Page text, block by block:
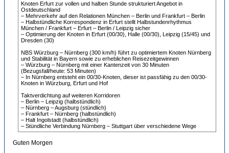
Knoten Erfurt zur vollen und halben Stunde strukturiert Angebot in
Ostdeutschland
– Mehrverkehr auf den Relationen München – Berlin und Frankfurt – Berlin
– Halbstündliche Korrespondenz in Erfurt stellt Halbstundenrhythmus
München / Frankfurt – Erfurt – Berlin / Leipzig sicher
– Optimierung der Knoten in Erfurt (00/30), Halle (00/30), Leipzig (15/45) und
Dresden (30)
NBS Würzburg – Nürnberg (300 km/h) führt zu optimiertem Knoten Nürnberg
und Stabilität in Bayern sowie zu erheblichen Reisezeitgewinnen
– Würzburg – Nürnberg mit einer Kantenzeit von 30 Minuten
(Bezugsfall/heute: 53 Minuten)
– In Nürnberg entsteht ein 00/30-Knoten, dieser ist passfähig zu den 00/30-
Knoten in Würzburg, Erfurt und Hof
Taktverdichtung auf weiteren Korridoren
– Berlin – Leipzig (halbstündlich)
– Nürnberg – Augsburg (stündlich)
– Frankfurt – Nürnberg (halbstündlich)
– Halt Ingolstadt (halbstündlich)
– Stündliche Verbindung Nürnberg – Stuttgart über verschiedene Wege
Guten Morgen